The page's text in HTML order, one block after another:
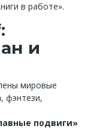
в работе».
и
мировые
фэнтези,
подвиги»